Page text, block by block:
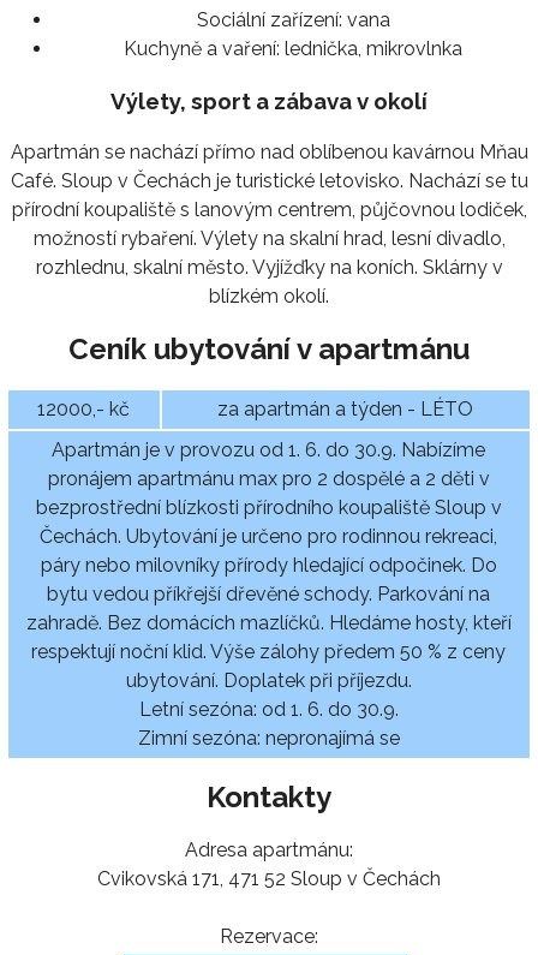
Sociální zařízení: vana
Kuchyně a vaření: lednička, mikrovlnka
Výlety, sport a zábava v okolí
Apartmán se nachází přímo nad oblíbenou kavárnou Mňau
Café. Sloup v Čechách je turistické letovisko. Nachází se tu
přírodní koupaliště s lanovým centrem, půjčovnou lodiček,
možností rybaření. Výlety na skalní hrad, lesní divadlo,
rozhlednu, skalní město. Vyjížďky na koních. Sklárny v
blízkém okolí.
Ceník ubytování v apartmánu
12000,- kč
za apartmán a týden - LÉTO
Apartmán je v provozu od 1. 6. do 30.9. Nabízíme
pronájem apartmánu max pro 2 dospělé a 2 děti v
bezprostřední blízkosti přírodního koupaliště Sloup v
Čechách. Ubytování je určeno pro rodinnou rekreaci,
páry nebo milovníky přírody hledající odpočinek. Do
bytu vedou příkřejší dřevěné schody. Parkování na
zahradě. Bez domácích mazlíčků. Hledáme hosty, kteří
respektují noční klid. Výše zálohy předem 50 % z ceny
ubytování. Doplatek při příjezdu.
Letní sezóna: od 1. 6. do 30.9.
Zimní sezóna: nepronajímá se
Kontakty
Adresa apartmánu:
Cvikovská 171, 471 52 Sloup v Čechách
Rezervace: